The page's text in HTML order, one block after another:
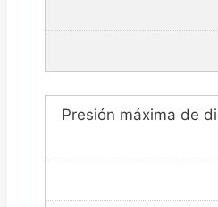
Presión máxima de